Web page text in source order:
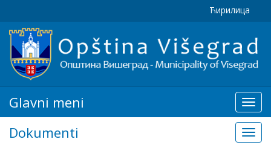
Ћирилица
Glavni
meni
Glavni meni
Dokumenti